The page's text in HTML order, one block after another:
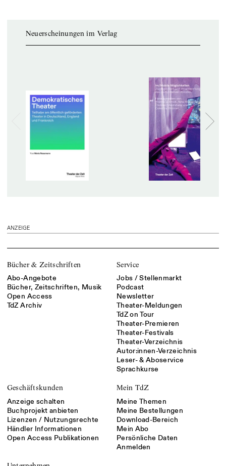
Neuerscheinungen im Verlag
ANZEIGE
Bücher & Zeitschriften
Abo-Angebote
Bücher, Zeitschriften, Musik
Open Access
TdZ Archiv
Service
Jobs / Stellenmarkt
Podcast
Newsletter
Theater-Meldungen
TdZ on Tour
Theater-Premieren
Theater-Festivals
Theater-Verzeichnis
Autor:innen-Verzeichnis
Leser- & Aboservice
Sprachkurse
Geschäftskunden
Anzeige schalten
Buchprojekt anbieten
Lizenzen / Nutzungsrechte
Händler Informationen
Open Access Publikationen
Mein TdZ
Meine Themen
Meine Bestellungen
Download-Bereich
Mein Abo
Persönliche Daten
Anmelden